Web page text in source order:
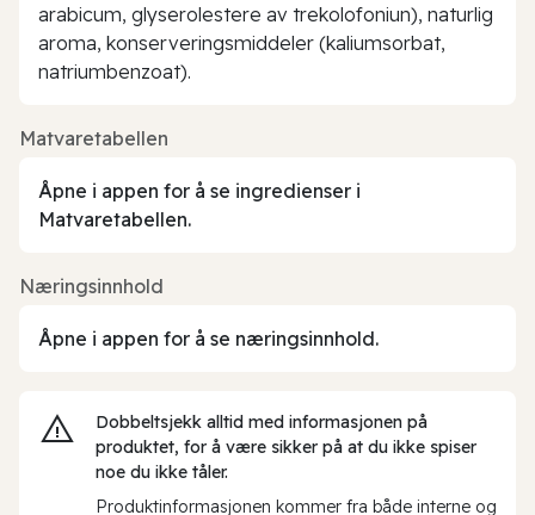
arabicum, glyserolestere av trekolofoniun), naturlig
aroma, konserveringsmiddeler (kaliumsorbat,
natriumbenzoat).
Matvaretabellen
Åpne i appen for å se ingredienser i
Matvaretabellen.
Næringsinnhold
Åpne i appen for å se næringsinnhold.
Dobbeltsjekk alltid med informasjonen på
produktet, for å være sikker på at du ikke spiser
noe du ikke tåler.
Produktinformasjonen kommer fra både interne og